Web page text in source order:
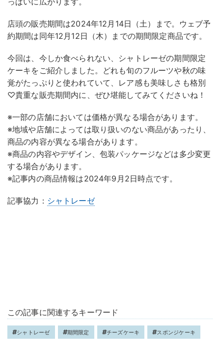
店頭の販売期間は2024年12月14日（土）まで。ウェブ予
約期間は同年12月12日（木）までの期間限定商品です。
今回は、今しか食べられない、シャトレーゼの期間限定
ケーキをご紹介しました。どれも旬のフルーツや秋の味
覚がたっぷりと使われていて、レア感も美味しさも格別
♡貴重な販売期間内に、ぜひ堪能してみてくださいね！
※一部の店舗においては価格が異なる場合があります。
※地域や店舗によっては取り扱いのない商品があったり、
商品の内容が異なる場合があります。
※商品の内容やデザイン、包装パッケージなどは多少変更
する場合があります。
※記事内の商品情報は2024年9月2日時点です。
記事協力： シャトレーゼ
この記事に関連するキーワード
シャトレーゼ 期間限定 チーズケーキ スポンジケーキ